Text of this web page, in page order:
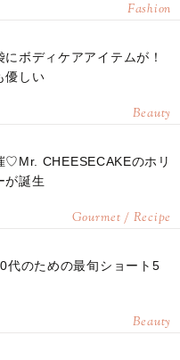
Fashion
ボディケアアイテムが！
優しい
Beauty
♡Mr. CHEESECAKEのホリ
が誕生
Gourmet / Recipe
代のための最旬ショート5
Beauty